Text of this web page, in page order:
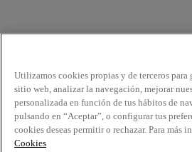
Utilizamos cookies propias y de terceros
sitio web, analizar la navegación, mejorar
personalizada en función de tus hábitos de
pulsando en “Aceptar”, o configurar tus
cookies deseas permitir o rechazar. Para más
Cookies